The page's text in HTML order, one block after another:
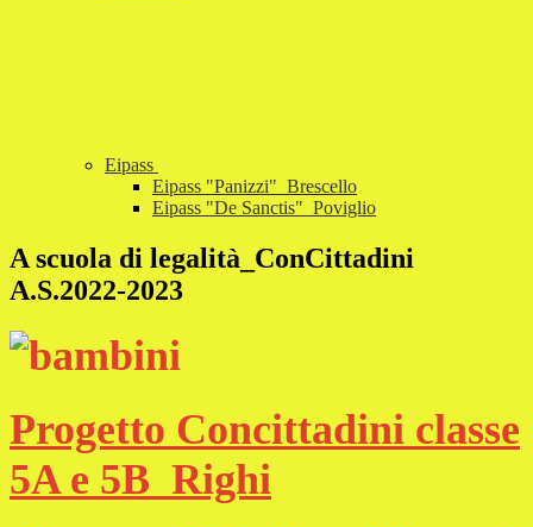
Eipass
Eipass "Panizzi"_Brescello
Eipass "De Sanctis"_Poviglio
A scuola di legalità_ConCittadini
A.S.2022-2023
Progetto Concittadini classe
5A e 5B_Righi